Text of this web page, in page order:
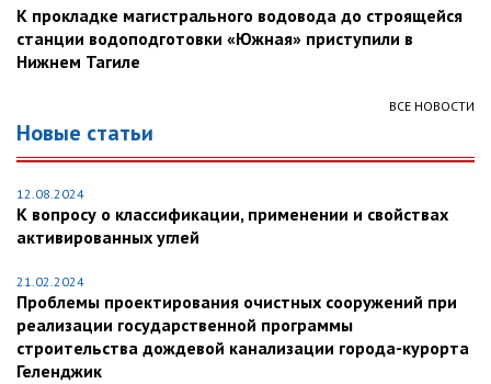
К прокладке магистрального водовода до строящейся
станции водоподготовки «Южная» приступили в
Нижнем Тагиле
ВСЕ НОВОСТИ
Новые статьи
12.08.2024
К вопросу о классификации, применении и свойствах
активированных углей
21.02.2024
Проблемы проектирования очистных сооружений при
реализации государственной программы
строительства дождевой канализации города-курорта
Геленджик